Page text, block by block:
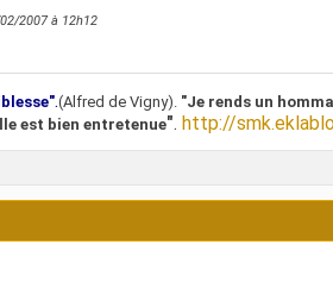
2007 à 12h12
.(Alfred de Vigny). "Je rends un
est bien entretenue". http://